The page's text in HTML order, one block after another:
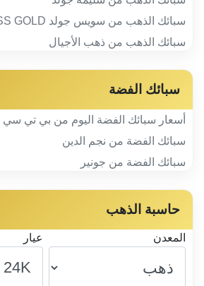
سبائك الذهب من سويس جولد SWISS GOLD
سبائك الذهب من ذهب الأجيال
سبائك الفضة
أسعار سبائك الفضة اليوم من بي تي سي BTC
سبائك الفضة من نجم الدين
سبائك الفضة من جونير
حاسبة الذهب
المعدن عيار